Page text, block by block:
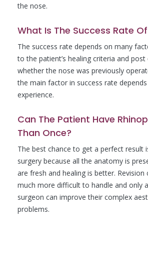
the nose.
What Is The Success Rate
The success rate depends on many
to the patient’s healing criteria and
whether the nose was previously
the main factor in success rate depends
experience.
Can The Patient Have
Than Once?
The best chance to get a perfect result
surgery because all the anatomy is
are fresh and healing is better. Revision
much more difficult to handle and only
surgeon can improve their complex
problems.